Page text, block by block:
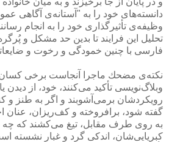
دانسته‌های خود را به "آستانه‌ی آگاهی
وظیفه‌ی تأثیرگذاری خود را به انجام
تحلیل این فرایند تا بدین حد مشكل و
فارسی با چنین خمودگی و رخوت و
نكته‌ی مضحك ماجرا آنجاست برخی كسان
وبلاگ‌نویسی تأكید می‌كنند، خود، از دیدن
رویكردشان برمی‌آشوبند و اگر به طنز و
گفته شود، برافروخته و كف‌ریزان، عنان
به روی طرف مقابل، تیغ می‌كشند كه
كبریایی‌شان، اندكی گرد و غبار نشسته